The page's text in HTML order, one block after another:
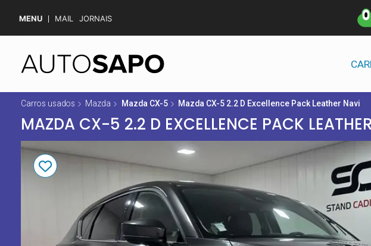
MENU MAIL JORNAIS
Carros usados Mazda Mazda CX-5 Mazda CX-5 2.2 D Excellence Pack Leather Navi
MAZDA CX-5 2.2 D EXCELLENCE PACK